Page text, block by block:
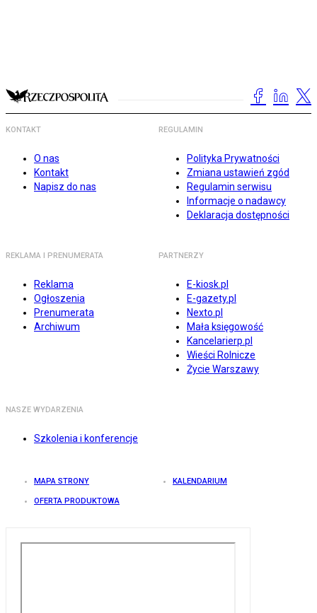
KONTAKT
O nas
Kontakt
Napisz do nas
REGULAMIN
Polityka Prywatności
Zmiana ustawień zgód
Regulamin serwisu
Informacje o nadawcy
Deklaracja dostępności
REKLAMA I PRENUMERATA
Reklama
Ogłoszenia
Prenumerata
Archiwum
PARTNERZY
E-kiosk.pl
E-gazety.pl
Nexto.pl
Mała księgowość
Kancelarierp.pl
Wieści Rolnicze
Życie Warszawy
NASZE WYDARZENIA
Szkolenia i konferencje
MAPA STRONY KALENDARIUM
OFERTA PRODUKTOWA